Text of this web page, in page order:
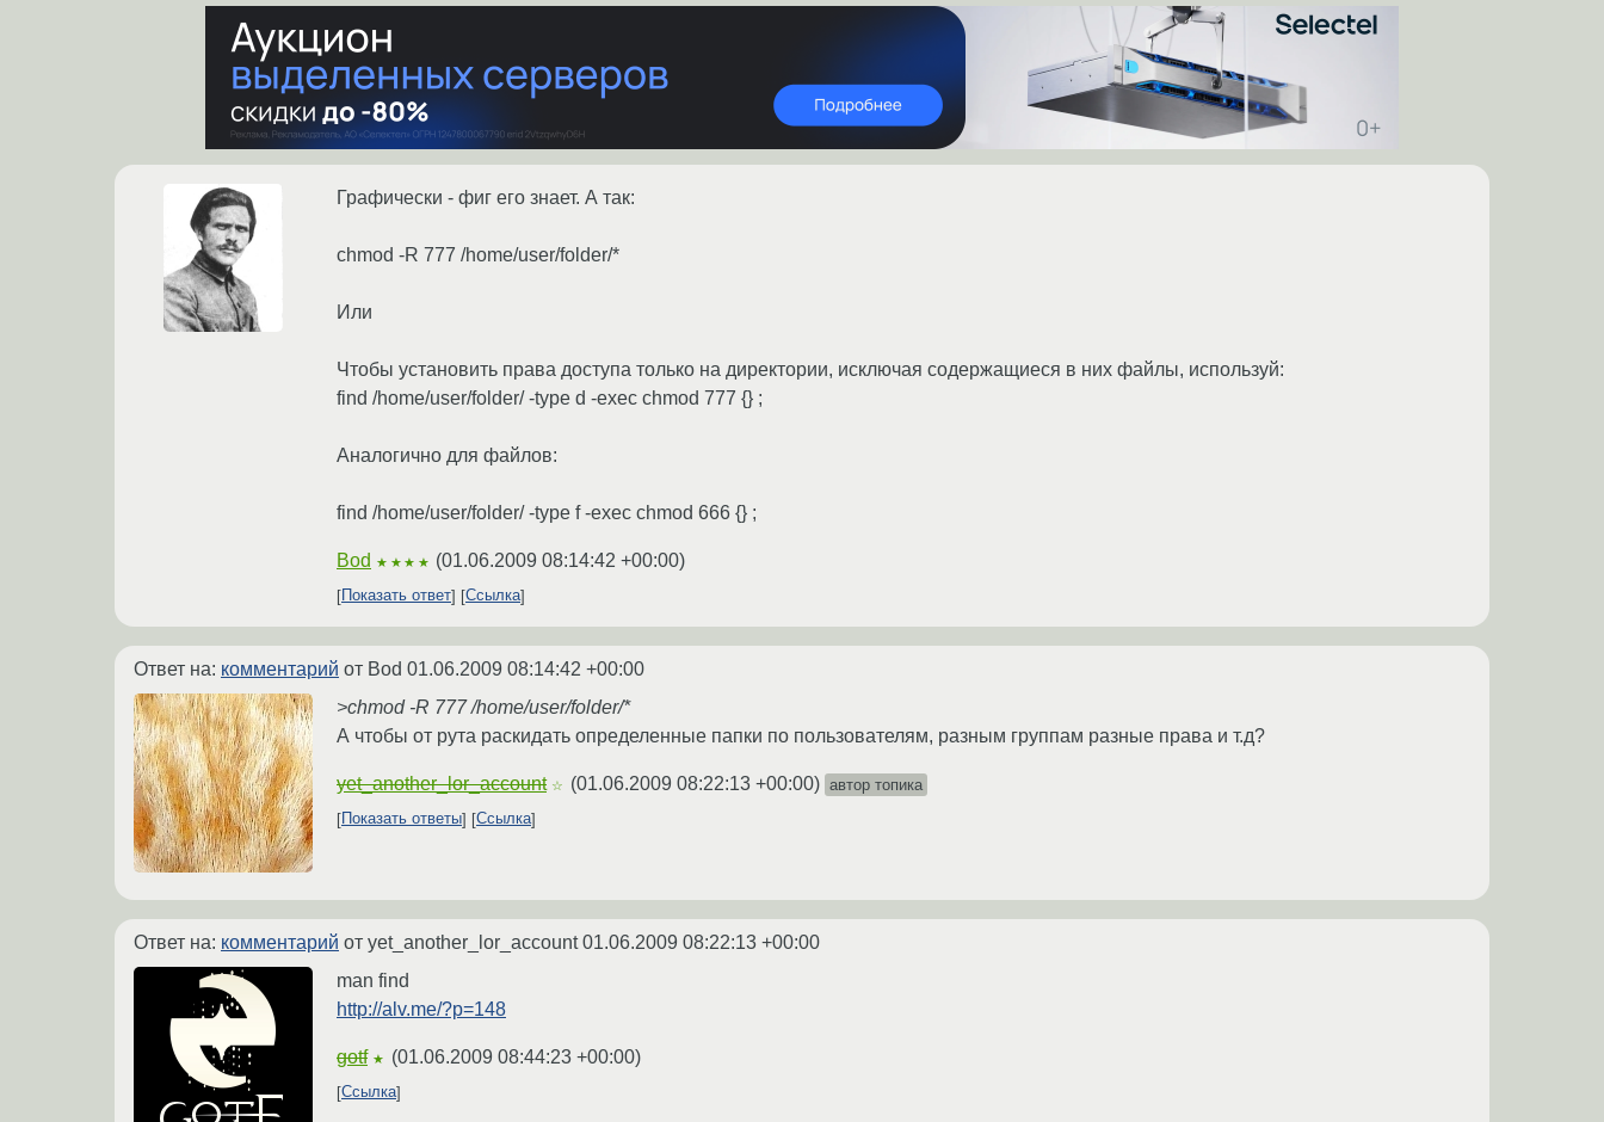
Графически - фиг его знает. А так:
chmod -R 777 /home/user/folder/*
Или
Чтобы установить права доступа только на директории, исключая содержащиеся в них файлы, используй:
find /home/user/folder/ -type d -exec chmod 777 {} ;
Аналогично для файлов:
find /home/user/folder/ -type f -exec chmod 666 {} ;
Bod ★★★★ (01.06.2009 08:14:42 +00:00)
Показать ответ Ссылка
Ответ на: комментарий от Bod 01.06.2009 08:14:42 +00:00
>chmod -R 777 /home/user/folder/*
А чтобы от рута раскидать определенные папки по пользователям, разным группам разные права и т.д?
yet_another_lor_account ☆ (01.06.2009 08:22:13 +00:00) автор топика
Показать ответы
Ссылка
Ответ на: комментарий от yet_another_lor_account01.06.2009 08:22:13 +00:00
man find
http://alv.me/?p=148
gotf ★ (01.06.2009 08:44:23 +00:00)
Ссылка